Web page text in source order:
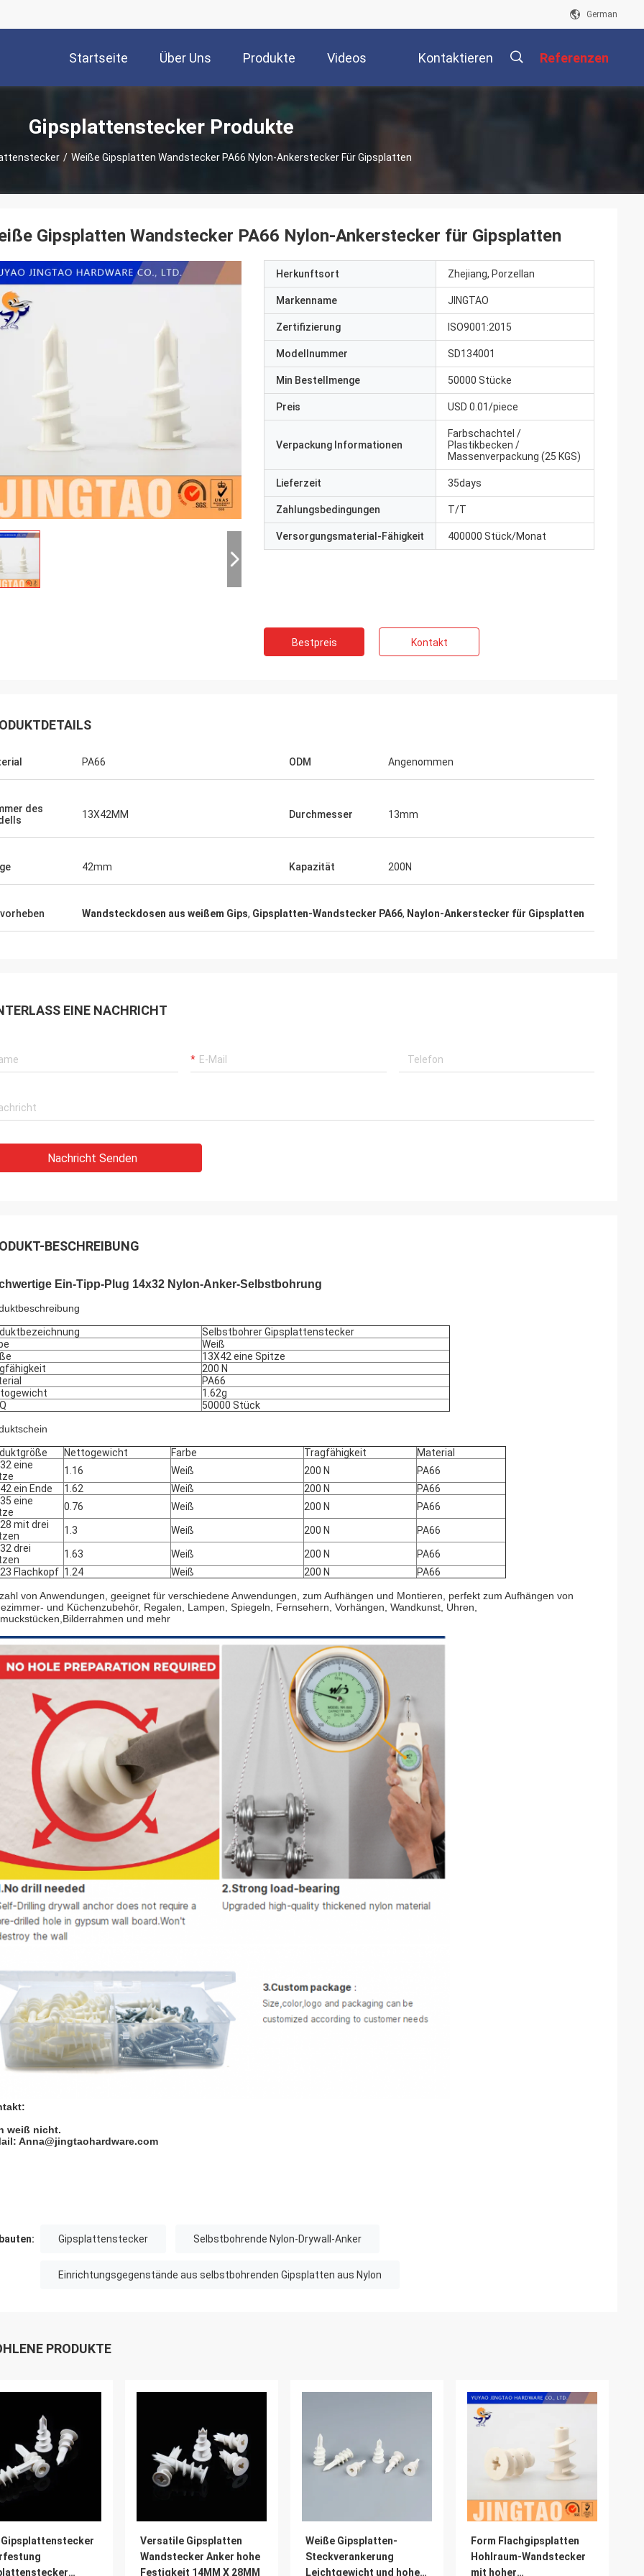
German
Startseite Über Uns Produkte Videos Kontaktieren Referenzen
Gipsplattenstecker Produkte
/ Weiße Gipsplatten Wandstecker PA66 Nylon-Ankerstecker Für Gipsplatten
Gipsplatten Wandstecker PA66 Nylon-Ankerstecker für Gipsplatten
Herkunftsort Zhejiang, Porzellan
Markenname JINGTAO
Zertifizierung ISO9001:2015
Modellnummer SD134001
Min Bestellmenge 50000 Stücke
Preis USD 0.01/piece
Verpackung Informationen
Farbschachtel /
Plastikbecken /
Massenverpackung (25 KGS)
Lieferzeit 35days
Zahlungsbedingungen T/T
Versorgungsmaterial-Fähigkeit 400000 Stück/Monat
Bestpreis Kontakt
PA66 ODM Angenommen
des
13X42MM Durchmesser 13mm
42mm Kapazität 200N
Wandsteckdosen aus weißem Gips, Gipsplatten-Wandstecker PA66, Naylon-Ankerstecker für Gipsplatten
EINE NACHRICHT
Nachricht Senden
BESCHREIBUNG
Ein-Tipp-Plug 14x32 Nylon-Anker-Selbstbohrung
Selbstbohrer Gipsplattenstecker
Weiß
13X42 eine Spitze
200 N
PA66
1.62g
50000 Stück
Nettogewicht Farbe Tragfähigkeit
Material
eine
1.16 Weiß 200 N
PA66
ein Ende
1.62 Weiß 200 N
PA66
eine
0.76 Weiß 200 N
PA66
mit drei
1.3 Weiß 200 N
PA66
drei
1.63 Weiß 200 N
PA66
Flachkopf 1.24 Weiß 200 N PA66
von Anwendungen, geeignet für verschiedene Anwendungen, zum Aufhängen und Montieren, perfekt zum Aufhängen von
und Küchenzubehör, Regalen, Lampen, Spiegeln, Fernsehern, Vorhängen, Wandkunst, Uhren,
und mehr
weiß nicht.
Anna@jingtaohardware.com
Gipsplattenstecker Selbstbohrende Nylon-Drywall-Anker
Einrichtungsgegenstände aus selbstbohrenden Gipsplatten aus Nylon
PRODUKTE
Gipsplattenstecker
Versatile Gipsplatten
Wandstecker Anker hohe
Festigkeit 14MM X 28MM
Weiße Gipsplatten-
Steckverankerung
Leichtgewicht und hohe
Form Flachgipsplatten
Hohlraum-Wandstecker
mit hoher